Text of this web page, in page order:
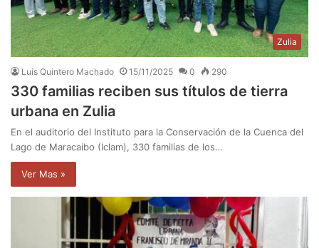
Zulia
Luis Quintero Machado 15/11/2025 0 290
330 familias reciben sus títulos de tierra
urbana en Zulia
En el auditorio del Instituto para la Conservación de la Cuenca del
Lago de Maracaibo (Iclam), 330 familias de los…
Ver Mas »